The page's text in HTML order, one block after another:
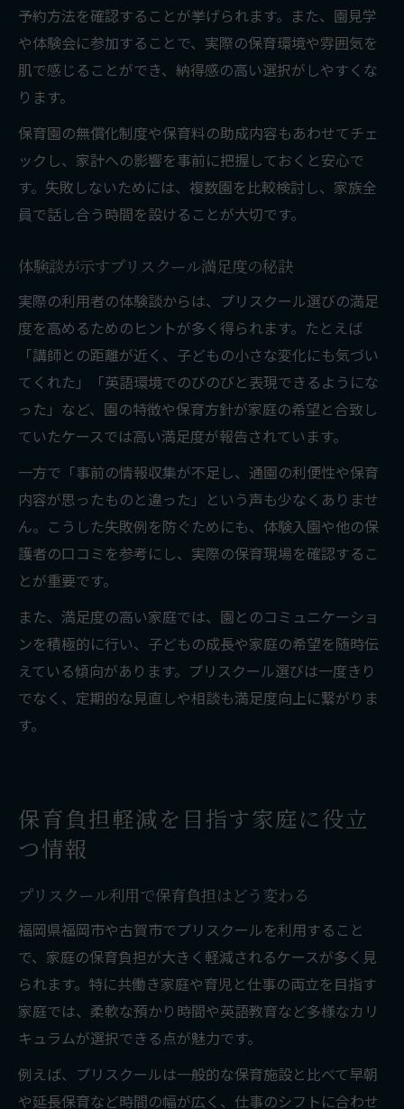
予約方法を確認することが挙げられます。また、園見学
や体験会に参加することで、実際の保育環境や雰囲気を
肌で感じることができ、納得感の高い選択がしやすくな
ります。
保育園の無償化制度や保育料の助成内容もあわせてチェ
ックし、家計への影響を事前に把握しておくと安心で
す。失敗しないためには、複数園を比較検討し、家族全
員で話し合う時間を設けることが大切です。
体験談が示すプリスクール満足度の秘訣
実際の利用者の体験談からは、プリスクール選びの満足
度を高めるためのヒントが多く得られます。たとえば
「講師との距離が近く、子どもの小さな変化にも気づい
てくれた」「英語環境でのびのびと表現できるようにな
った」など、園の特徴や保育方針が家庭の希望と合致し
ていたケースでは高い満足度が報告されています。
一方で「事前の情報収集が不足し、通園の利便性や保育
内容が思ったものと違った」という声も少なくありませ
ん。こうした失敗例を防ぐためにも、体験入園や他の保
護者の口コミを参考にし、実際の保育現場を確認するこ
とが重要です。
また、満足度の高い家庭では、園とのコミュニケーショ
ンを積極的に行い、子どもの成長や家庭の希望を随時伝
えている傾向があります。プリスクール選びは一度きり
でなく、定期的な見直しや相談も満足度向上に繋がりま
す。
保育負担軽減を目指す家庭に役立
つ情報
プリスクール利用で保育負担はどう変わる
福岡県福岡市や古賀市でプリスクールを利用すること
で、家庭の保育負担が大きく軽減されるケースが多く見
られます。特に共働き家庭や育児と仕事の両立を目指す
家庭では、柔軟な預かり時間や英語教育など多様なカリ
キュラムが選択できる点が魅力です。
例えば、プリスクールは一般的な保育施設と比べて早朝
や延長保育など時間の幅が広く、仕事のシフトに合わせ